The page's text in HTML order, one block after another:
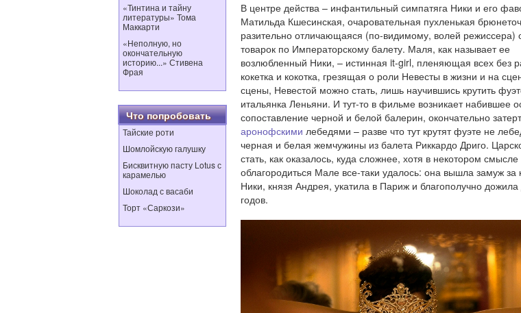
«Тинтина и тайну
литературы» Тома
Маккарти
«Неполную, но
окончательную
историю...» Стивена
Фрая
Что попробовать
Тайские роти
Шомлойскую галушку
Бисквитную пасту Lotus с
карамелью
Шоколад с васаби
Торт «Саркози»
В центре действа – инфантильный симпатяга Ники и его
Матильда Кшесинская, очаровательная пухленькая
разительно отличающаяся (по-видимому, волей режиссера)
товарок по Императорскому балету. Маля, как называет ее
возлюбленный Ники, – истинная it-girl, пленяющая всех без
кокетка и кокотка, грезящая о роли Невесты в жизни и на
сцены, Невестой можно стать, лишь научившись крутить
итальянка Леньяни. И тут-то в фильме возникает набившее
сопоставление черной и белой балерин, окончательно
аронофскими лебедями – разве что тут крутят фуэте не
черная и белая жемчужины из балета Риккардо Дриго.
стать, как оказалось, куда сложнее, хотя в некотором смысле
облагородиться Мале все-таки удалось: она вышла замуж за
Ники, князя Андрея, укатила в Париж и благополучно
годов.